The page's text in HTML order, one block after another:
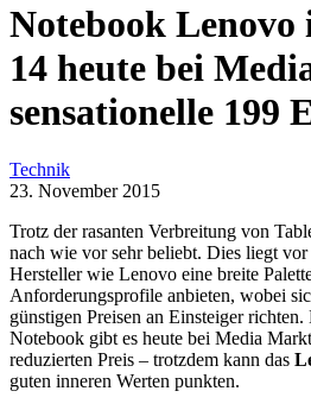
Notebook Lenovo
14 heute bei
sensationelle 199
Technik
23. November 2015
Trotz der rasanten Verbreitung von
nach wie vor sehr beliebt. Dies liegt
Hersteller wie Lenovo eine breite
Anforderungsprofile anbieten, wobei
günstigen Preisen an Einsteiger
Notebook gibt es heute bei Media
reduzierten Preis – trotzdem kann das
guten inneren Werten punkten.